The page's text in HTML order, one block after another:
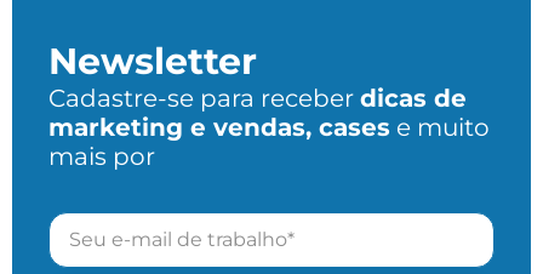
Newsletter
Cadastre-se para receber dicas de
marketing e vendas, cases e muito
mais por